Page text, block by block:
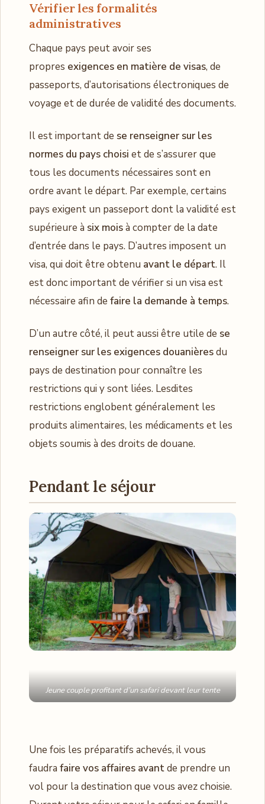
Vérifier les formalités
administratives
Chaque pays peut avoir ses
propres exigences en matière de visas, de
passeports, d’autorisations électroniques de
voyage et de durée de validité des documents.
Il est important de se renseigner sur les
normes du pays choisi et de s’assurer que
tous les documents nécessaires sont en
ordre avant le départ. Par exemple, certains
pays exigent un passeport dont la validité est
supérieure à six moisà compter de la date
d’entrée dans le pays. D’autres imposent un
visa, qui doit être obtenu avant le départ. Il
est donc important de vérifier si un visa est
nécessaire afin de faire la demande à temps.
D’un autre côté, il peut aussi être utile de se
renseigner sur les exigences douanièresdu
pays de destination pour connaître les
restrictions qui y sont liées. Lesdites
restrictions englobent généralement les
produits alimentaires, les médicaments et les
objets soumis à des droits de douane.
Pendant le séjour
Jeune couple profitant d’un safari devant leur tente
Une fois les préparatifs achevés, il vous
faudra faire vos affaires avantde prendre un
vol pour la destination que vous avez choisie.